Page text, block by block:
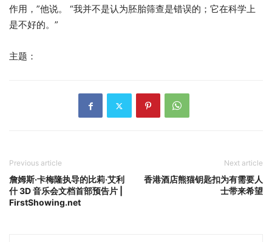
作用，”他说。 “我并不是认为胚胎筛查是错误的；它在科学上
是不好的。”
主题：
Previous article
詹姆斯·卡梅隆执导的比莉·艾利
什 3D 音乐会文档首部预告片 |
FirstShowing.net
Next article
香港酒店熊猫钥匙扣为有需要人
士带来希望